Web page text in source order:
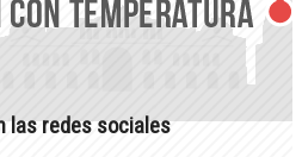
las redes sociales